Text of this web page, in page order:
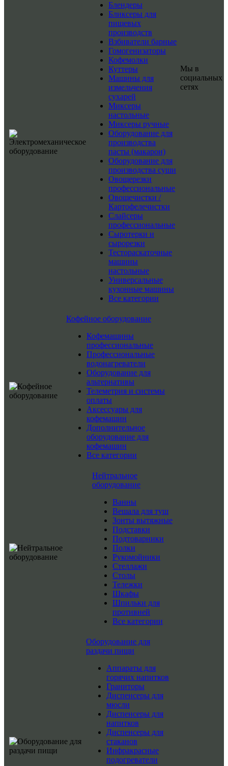
Блендеры
Бликсеры для
пищевых
производств
Взбиватели барные
Гомогенизаторы
Кофемолки
Куттеры
Машины для
измельчения
сухарей
Миксеры
настольные
Миксеры ручные
Оборудование для
производства
пасты (макарон)
Оборудование для
производства суши
Овощерезки
профессиональные
Овощечистки /
Картофелечистки
Слайсеры
профессиональные
Сыротерки и
сырорезки
Тестораскаточные
машины
настольные
Универсальные
кухонные машины
Все категории
Кофейное оборудование
Кофемашины
профессиональные
Профессиональные
водонагреватели
Оборудование для
альтернативы
Телеметрия и системы
оплаты
Аксессуары для
кофемашин
Дополнительное
оборудование для
кофемашин
Все категории
Нейтральное
оборудование
Ванны
Вешала для туш
Зонты вытяжные
Подставки
Подтоварники
Полки
Рукомойники
Стеллажи
Столы
Тележки
Шкафы
Шпильки для
противней
Все категории
Оборудование для
раздачи пищи
Аппараты для
горячих напитков
Граниторы
Диспенсеры для
мюсли
Диспенсеры для
напитков
Диспенсеры для
стаканов
Инфракрасные
подогреватели
Мы в
социальных
сетях